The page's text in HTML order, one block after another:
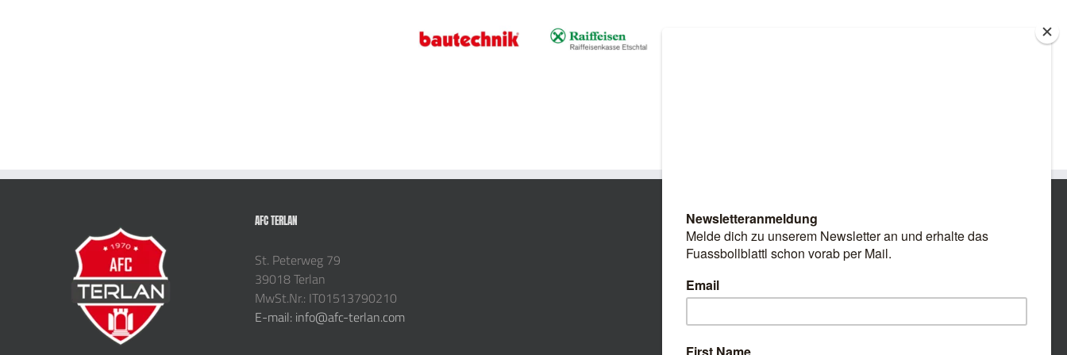
AFC TERLAN
St. Peterweg 79
39018 Terlan
MwSt.Nr.: IT01513790210
E-mail: info@afc-terlan.com